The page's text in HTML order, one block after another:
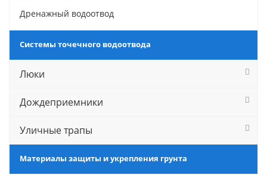
Дренажный водоотвод
Системы точечного водоотвода
Люки
Дождеприемники
Уличные трапы
Материалы защиты и укрепления грунта